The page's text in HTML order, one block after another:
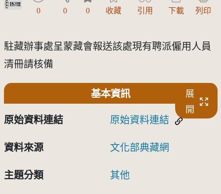
受著作權法保護-僅限於本平台有限度公開瀏覽
0 0 0 收藏 引用 下載 列印
駐藏辦事處呈蒙藏會報送該處現有聘派僱用人員
清冊請核備
基本資訊
展
開
原始資料連結 原始資料連結
資料來源 文化部典藏網
主題分類 其他